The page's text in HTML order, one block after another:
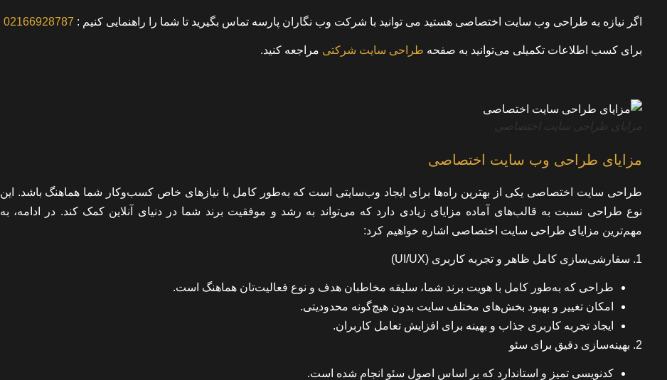
اگر نیازه به طراحی وب سایت اختصاصی هستید می توانید با شرکت وب نگاران پارسه تماس بگیرید تا شما را راهنمایی کنیم : 02166928787
برای کسب اطلاعات تکمیلی می‌توانید به صفحه طراحی سایت شرکتی مراجعه کنید.
مزایای طراحی سایت اختصاصی
مزایای طراحی وب سایت اختصاصی
طراحی سایت اختصاصی یکی از بهترین راه‌ها برای ایجاد وب‌سایتی است که به‌طور کامل با نیازهای خاص کسب‌وکار شما هماهنگ باشد. این
نوع طراحی نسبت به قالب‌های آماده مزایای زیادی دارد که می‌تواند به رشد و موفقیت برند شما در دنیای آنلاین کمک کند. در ادامه، به
مهم‌ترین مزایای طراحی سایت اختصاصی اشاره خواهیم کرد:
1. سفارشی‌سازی کامل ظاهر و تجربه کاربری (UI/UX)
طراحی که به‌طور کامل با هویت برند شما، سلیقه مخاطبان هدف و نوع فعالیت‌تان هماهنگ است.
امکان تغییر و بهبود بخش‌های مختلف سایت بدون هیچ‌گونه محدودیتی.
ایجاد تجربه کاربری جذاب و بهینه برای افزایش تعامل کاربران.
2. بهینه‌سازی دقیق برای سئو
کدنویسی تمیز و استاندارد که بر اساس اصول سئو انجام شده است.